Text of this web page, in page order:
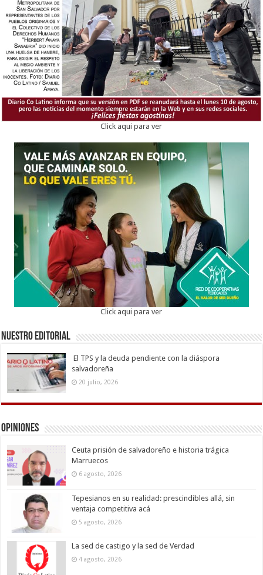
Click aqui para ver
Click aqui para ver
Nuestro Editorial
El TPS y la deuda pendiente con la diáspora
salvadoreña
20 julio, 2026
Opiniones
Ceuta prisión de salvadoreño e historia trágica
Marruecos
6 agosto, 2026
Tepesianos en su realidad: prescindibles allá, sin
ventaja competitiva acá
5 agosto, 2026
La sed de castigo y la sed de Verdad
4 agosto, 2026